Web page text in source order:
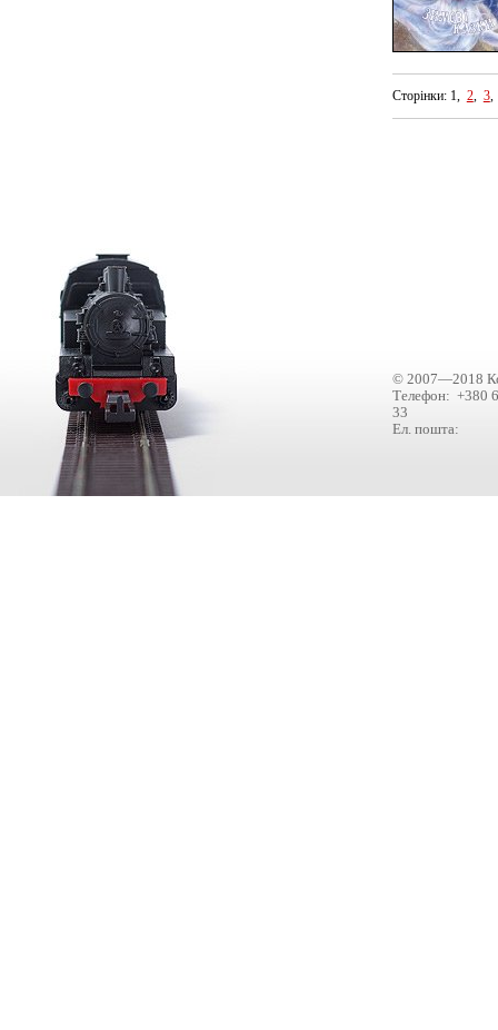
Сторінки: 1, 2, 3
© 2007—2018
Телефон: +380
33
Ел. пошта: